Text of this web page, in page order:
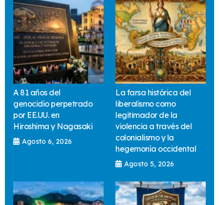
A 81 años del
genocidio perpetrado
por EE.UU. en
Hiroshima y Nagasaki
Agosto 6, 2026
La farsa histórica del
liberalismo como
legitimador de la
violencia a través del
colonialismo y la
hegemonía occidental
Agosto 5, 2026